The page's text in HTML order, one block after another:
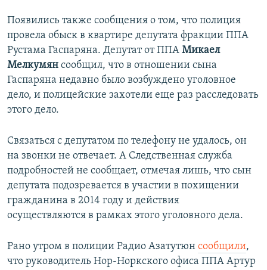
Появились также сообщения о том, что полиция
провела обыск в квартире депутата фракции ППА
Рустама Гаспаряна. Депутат от ППА Микаел
Мелкумян сообщил, что в отношении сына
Гаспаряна недавно было возбуждено уголовное
дело, и полицейские захотели еще раз расследовать
этого дело.
Связаться с депутатом по телефону не удалось, он
на звонки не отвечает. А Следственная служба
подробностей не сообщает, отмечая лишь, что сын
депутата подозревается в участии в похищении
гражданина в 2014 году и действия
осуществляются в рамках этого уголовного дела.
Рано утром в полиции Радио Азатутюн сообщили,
что руководитель Нор-Норкского офиса ППА Артур